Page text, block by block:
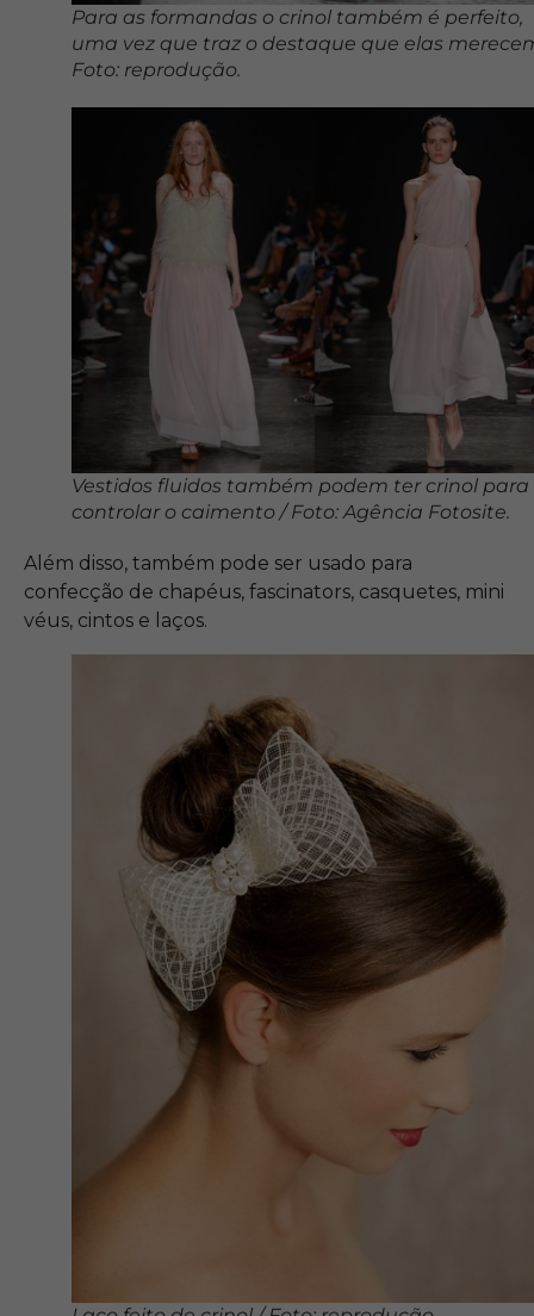
Para as formandas o crinol também é perfeito,
uma vez que traz o destaque que elas
Foto: reprodução.
Vestidos fluidos também podem ter crinol para
controlar o caimento / Foto: Agência Fotosite.
Além disso, também pode ser usado para
confecção de chapéus, fascinators, casquetes, mini
véus, cintos e laços.